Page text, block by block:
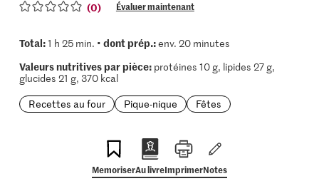
(0) Évaluer maintenant
Total:1 h 25 min. • dont prép.:env. 20 minutes
Valeurs nutritives par pièce:protéines 10 g, lipides 27 g,
glucides 21 g, 370 kcal
Recettes au four
Pique-nique Fêtes
MemoriserAu livreImprimerNotes